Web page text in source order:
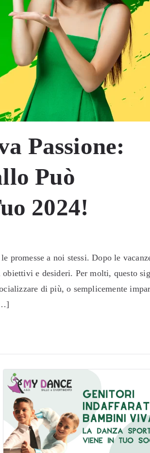
Passione:
Può
2024!
promesse a noi stessi. Dopo le
e desideri. Per molti, questo
di più, o semplicemente